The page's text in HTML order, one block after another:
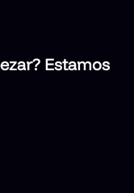
Estamos